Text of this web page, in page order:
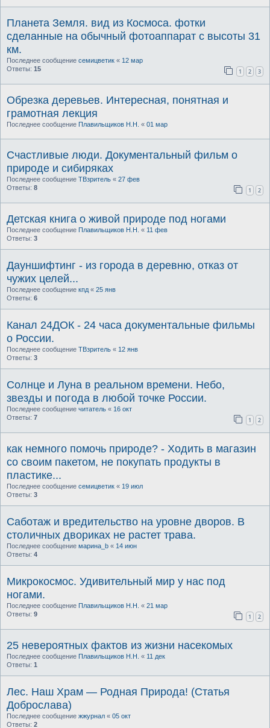
Планета Земля. вид из Космоса. фотки
сделанные на обычный фотоаппарат с высоты 31
км.
Последнее сообщение семицветик « 12 мар
Ответы: 15 1 2 3
Обрезка деревьев. Интересная, понятная и
грамотная лекция
Последнее сообщение Плавильщиков Н.Н. « 01 мар
Счастливые люди. Документальный фильм о
природе и сибиряках
Последнее сообщение ТВзритель « 27 фев
Ответы: 8 1 2
Детская книга о живой природе под ногами
Последнее сообщение Плавильщиков Н.Н. « 11 фев
Ответы: 3
Дауншифтинг - из города в деревню, отказ от
чужих целей...
Последнее сообщение кпд « 25 янв
Ответы: 6
Канал 24ДОК - 24 часа документальные фильмы
о России.
Последнее сообщение ТВзритель « 12 янв
Ответы: 3
Солнце и Луна в реальном времени. Небо,
звезды и погода в любой точке России.
Последнее сообщение читатель « 16 окт
Ответы: 7 1 2
как немного помочь природе? - Ходить в магазин
со своим пакетом, не покупать продукты в
пластике...
Последнее сообщение семицветик « 19 июл
Ответы: 3
Саботаж и вредительство на уровне дворов. В
столичных двориках не растет трава.
Последнее сообщение марина_b « 14 июн
Ответы: 4
Микрокосмос. Удивительный мир у нас под
ногами.
Последнее сообщение Плавильщиков Н.Н. « 21 мар
Ответы: 9 1 2
25 невероятных фактов из жизни насекомых
Последнее сообщение Плавильщиков Н.Н. « 11 дек
Ответы: 1
Лес. Наш Храм — Родная Природа! (Статья
Доброслава)
Последнее сообщение жжурнал « 05 окт
Ответы: 2